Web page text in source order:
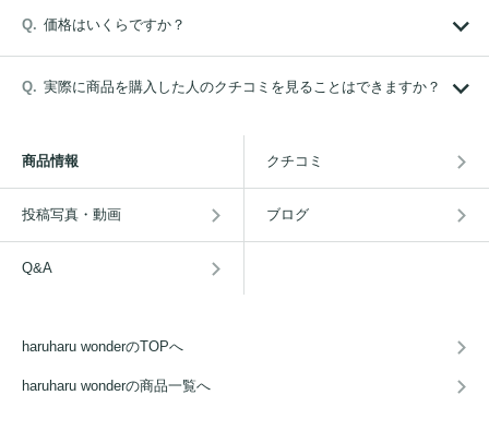
価格はいくらですか？
実際に商品を購入した人のクチコミを見ることはできますか？
商品情報 クチコミ
投稿写真・動画 ブログ
Q&A
haruharu wonderのTOPへ
haruharu wonderの商品一覧へ